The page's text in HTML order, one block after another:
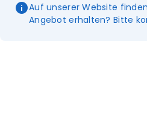
Auf unserer Website
Angebot erhalten? Bitte